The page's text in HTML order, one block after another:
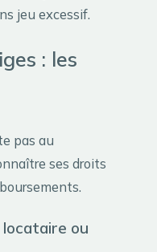
jeu excessif.
: les
pas au
ses droits
ou